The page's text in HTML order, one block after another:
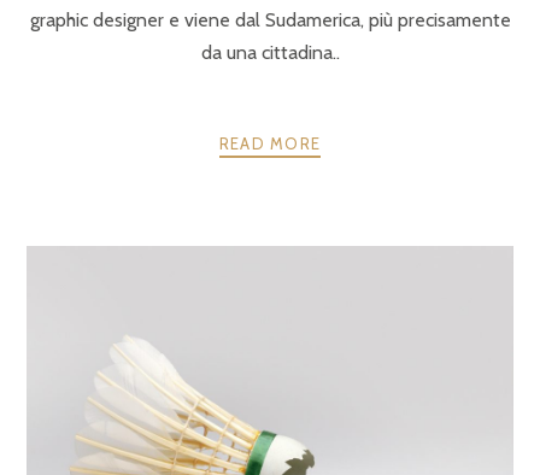
graphic designer e viene dal Sudamerica, più precisamente
da una cittadina..
READ MORE